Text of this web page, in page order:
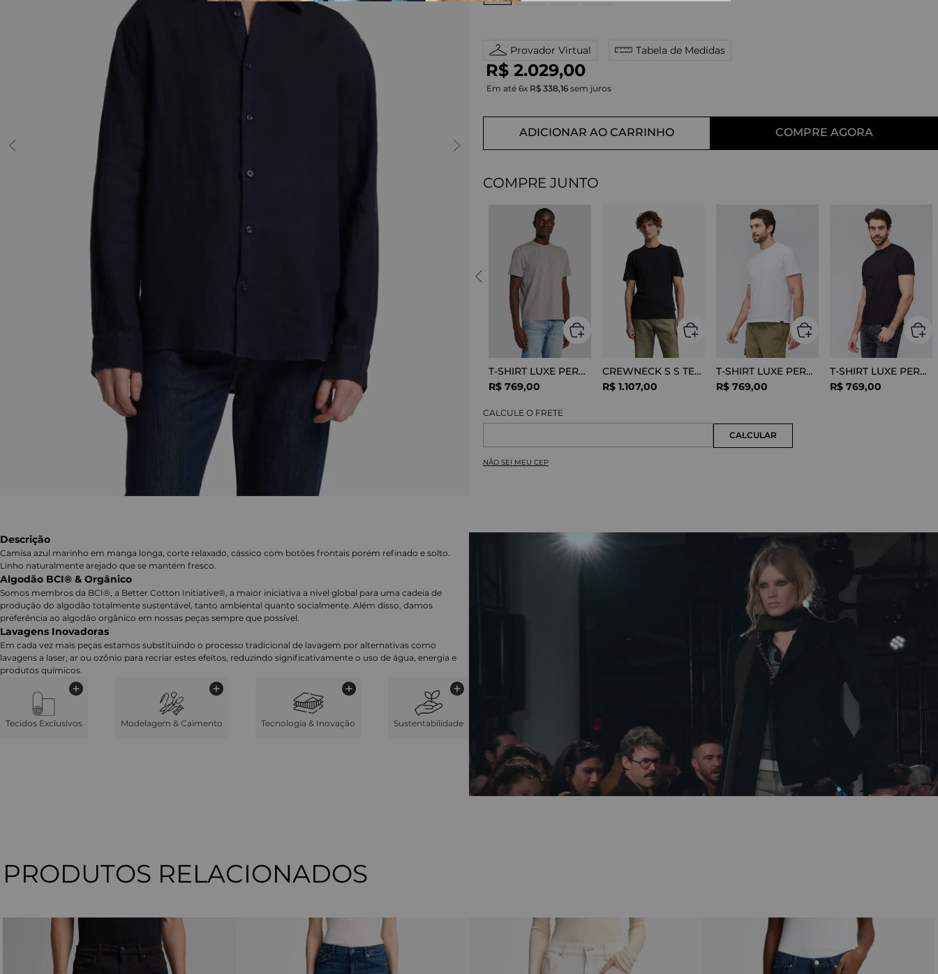
Provador Virtual Tabela de Medidas
R$ 2.029,00
Em até 6x R$ 338,16 sem juros
ADICIONAR AO CARRINHO COMPRE AGORA
COMPRE JUNTO
T-SHIRT LUXE PERFOR GREY MELANGE
R$ 769,00
CREWNECK S S TEE COTTON BLACK
R$ 1.107,00
T-SHIRT LUXE PERFORMANCE WHITE
R$ 769,00
T-SHIRT LUXE PERFORMANCE BLACK
R$ 769,00
NÃO SEI MEU CEP
Descrição
Camisa azul marinho em manga longa, corte relaxado, cássico com botões frontais porém refinado e solto.
Linho naturalmente arejado que se mantém fresco.
Algodão BCI® & Orgânico
Somos membros da BCI®, a Better Cotton Initiative®, a maior iniciativa a nível global para uma cadeia de
produção do algodão totalmente sustentável, tanto ambiental quanto socialmente. Além disso, damos
preferência ao algodão orgânico em nossas peças sempre que possível.
Lavagens Inovadoras
Em cada vez mais peças estamos substituindo o processo tradicional de lavagem por alternativas como
lavagens a laser, ar ou ozônio para recriar estes efeitos, reduzindo significativamente o uso de água, energia e
produtos químicos.
Tecidos Exclusivos Modelagem & Caimento Tecnologia & Inovação Sustentabilidade
PRODUTOS RELACIONADOS